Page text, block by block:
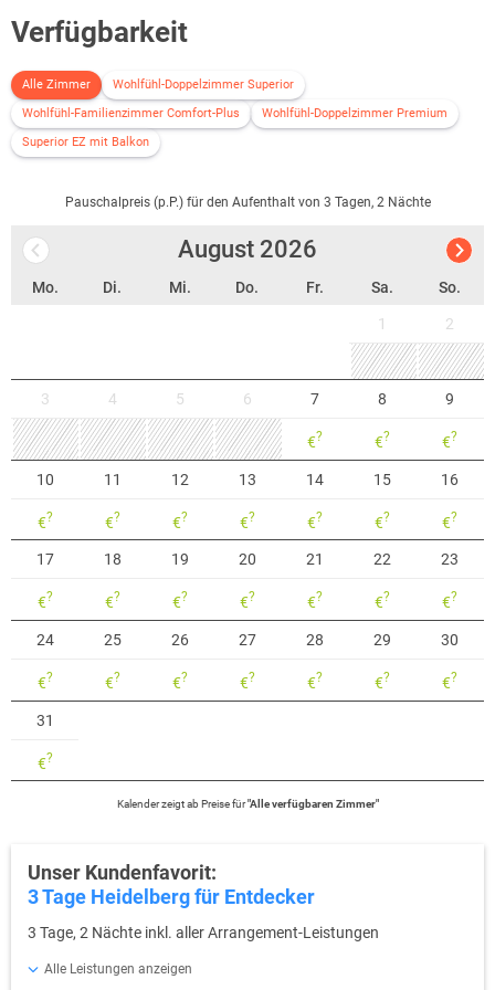
Technoseum in Mannheim oder Sie besuchen eine Vorstellung im
Planetarium in Mannheim (auch für Kinder!).
Verfügbarkeit
Alle Zimmer
Wohlfühl-Doppelzimmer Superior
Wohlfühl-Familienzimmer Comfort-Plus
Wohlfühl-Doppelzimmer Premium
Superior EZ mit Balkon
Pauschalpreis (p.P.) für den Aufenthalt von 3 Tagen, 2 Nächte
August 2026
Mo. Di. Mi. Do. Fr. Sa. So.
1 2
3 4 5 6 7
€?
8
€?
9
€?
10
€?
11
€?
12
€?
13
€?
14
€?
15
€?
16
€?
17
€?
18
€?
19
€?
20
€?
21
€?
22
€?
23
€?
24
€?
25
€?
26
€?
27
€?
28
€?
29
€?
30
€?
31
€?
Kalender zeigtab Preise für"Alle verfügbaren Zimmer"
Unser Kundenfavorit:
3 Tage Heidelberg für Entdecker
3 Tage, 2 Nächte inkl. aller Arrangement-Leistungen
Alle Leistungen anzeigen